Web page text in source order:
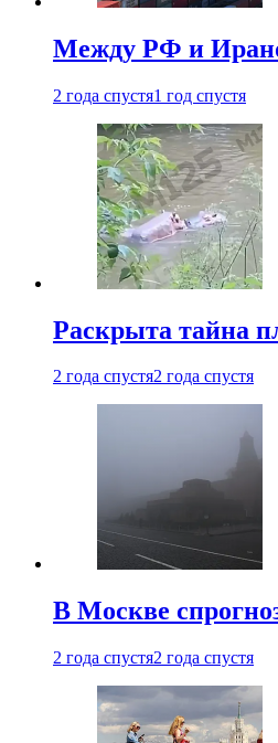
Между РФ и
2 года спустя1 год спустя
Раскрыта тайна
2 года спустя2 года спустя
В Москве
2 года спустя2 года спустя